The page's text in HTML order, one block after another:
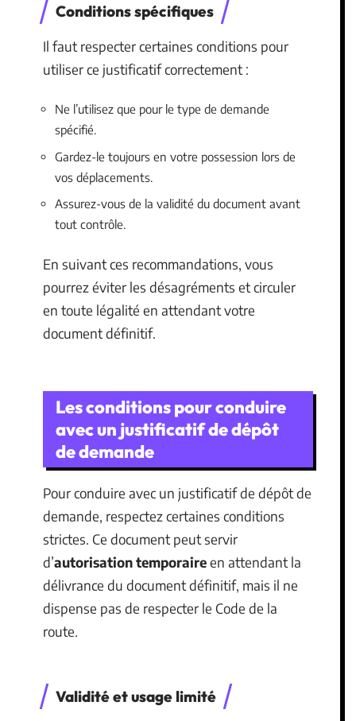
Conditions spécifiques
Il faut respecter certaines conditions pour
utiliser ce justificatif correctement :
Ne l’utilisez que pour le type de demande
spécifié.
Gardez-le toujours en votre possession lors de
vos déplacements.
Assurez-vous de la validité du document avant
tout contrôle.
En suivant ces recommandations, vous
pourrez éviter les désagréments et circuler
en toute légalité en attendant votre
document définitif.
Les conditions pour conduire
avec un justificatif de dépôt
de demande
Pour conduire avec un justificatif de dépôt de
demande, respectez certaines conditions
strictes. Ce document peut servir
d’autorisation temporaireen attendant la
délivrance du document définitif, mais il ne
dispense pas de respecter le Code de la
route.
Validité et usage limité